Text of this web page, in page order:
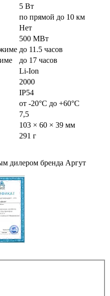
5 Вт
по прямой до 10 км
Нет
500 МВт
до 11.5 часов
до 17 часов
Li-Ion
2000
IP54
от -20°С до +60°С
7,5
103 × 60 × 39 мм
291 г
дилером бренда Аргут